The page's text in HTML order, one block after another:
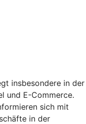
insbesondere in der
und E-Commerce.
sich mit
in der